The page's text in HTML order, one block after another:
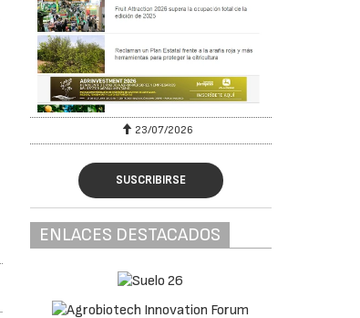
23/07/2026
SUSCRIBIRSE
ENLACES DESTACADOS